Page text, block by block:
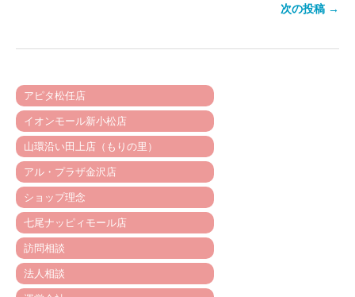
次の投稿 →
アピタ松任店
イオンモール新小松店
山環沿い田上店（もりの里）
アル・プラザ金沢店
ショップ理念
七尾ナッピィモール店
訪問相談
法人相談